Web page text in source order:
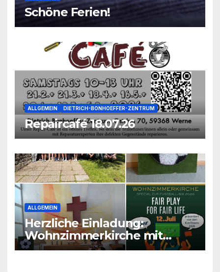
Schöne Ferien!
ALLGEMEIN DIETRICH-BONHOEFFER-ZENTRUM
Repaircafé 18.07.26
ALLGEMEIN
Herzliche Einladung:
Wohnzimmerkirche mit
unseren Konfis